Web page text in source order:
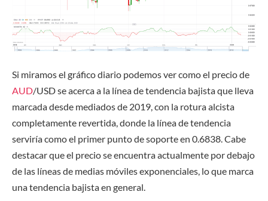
Si miramos el gráfico diario podemos ver como el precio de
AUD/USD se acerca a la línea de tendencia bajista que lleva
marcada desde mediados de 2019, con la rotura alcista
completamente revertida, donde la línea de tendencia
serviría como el primer punto de soporte en 0.6838. Cabe
destacar que el precio se encuentra actualmente por debajo
de las líneas de medias móviles exponenciales, lo que marca
una tendencia bajista en general.